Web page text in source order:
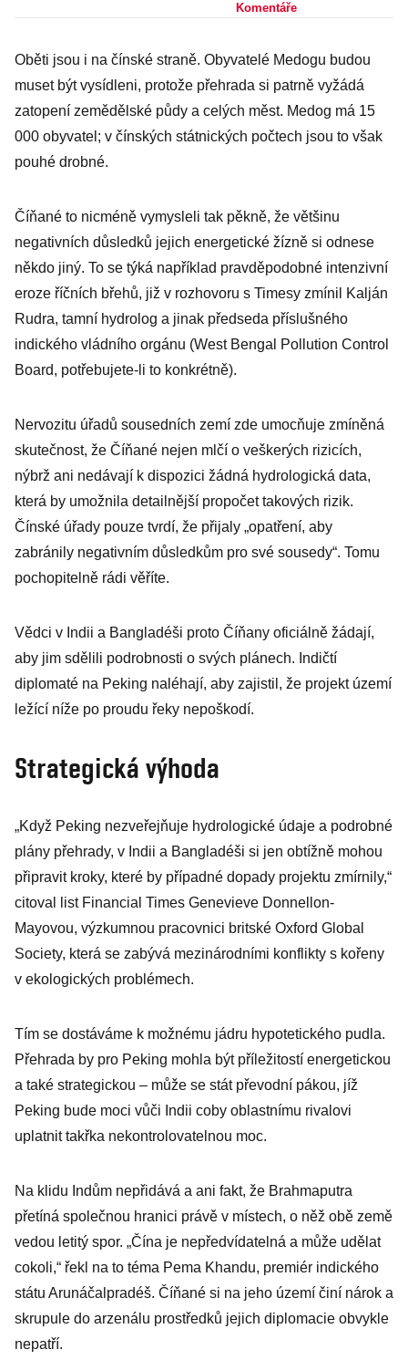
USA a přibližuje
Komentáře
Oběti jsou i na čínské straně. Obyvatelé Medogu budou
muset být vysídleni, protože přehrada si patrně vyžádá
zatopení zemědělské půdy a celých měst. Medog má 15
000 obyvatel; v čínských státnických počtech jsou to však
pouhé drobné.
Číňané to nicméně vymysleli tak pěkně, že většinu
negativních důsledků jejich energetické žízně si odnese
někdo jiný. To se týká například pravděpodobné intenzivní
eroze říčních břehů, již v rozhovoru s Timesy zmínil Kalján
Rudra, tamní hydrolog a jinak předseda příslušného
indického vládního orgánu (West Bengal Pollution Control
Board, potřebujete-li to konkrétně).
Nervozitu úřadů sousedních zemí zde umocňuje zmíněná
skutečnost, že Číňané nejen mlčí o veškerých rizicích,
nýbrž ani nedávají k dispozici žádná hydrologická data,
která by umožnila detailnější propočet takových rizik.
Čínské úřady pouze tvrdí, že přijaly „opatření, aby
zabránily negativním důsledkům pro své sousedy“. Tomu
pochopitelně rádi věříte.
Vědci v Indii a Bangladéši proto Číňany oficiálně žádají,
aby jim sdělili podrobnosti o svých plánech. Indičtí
diplomaté na Peking naléhají, aby zajistil, že projekt území
ležící níže po proudu řeky nepoškodí.
Strategická výhoda
„Když Peking nezveřejňuje hydrologické údaje a podrobné
plány přehrady, v Indii a Bangladéši si jen obtížně mohou
připravit kroky, které by případné dopady projektu zmírnily,“
citoval list Financial Times Genevieve Donnellon-
Mayovou, výzkumnou pracovnici britské Oxford Global
Society, která se zabývá mezinárodními konflikty s kořeny
v ekologických problémech.
Tím se dostáváme k možnému jádru hypotetického pudla.
Přehrada by pro Peking mohla být příležitostí energetickou
a také strategickou – může se stát převodní pákou, jíž
Peking bude moci vůči Indii coby oblastnímu rivalovi
uplatnit takřka nekontrolovatelnou moc.
Na klidu Indům nepřidává a ani fakt, že Brahmaputra
přetíná společnou hranici právě v místech, o něž obě země
vedou letitý spor. „Čína je nepředvídatelná a může udělat
cokoli,“ řekl na to téma Pema Khandu, premiér indického
státu Arunáčalpradéš. Číňané si na jeho území činí nárok a
skrupule do arzenálu prostředků jejich diplomacie obvykle
nepatří.